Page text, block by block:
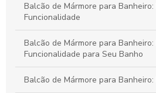
Balcão de Mármore para Banheiro:
Funcionalidade
Balcão de Mármore para Banheiro:
Funcionalidade para Seu Banho
Balcão de Mármore para